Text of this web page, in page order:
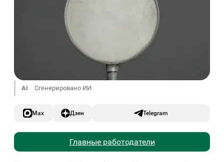
AI Сгенерировано ИИ
Max Дзен Telegram
Главные работодатели